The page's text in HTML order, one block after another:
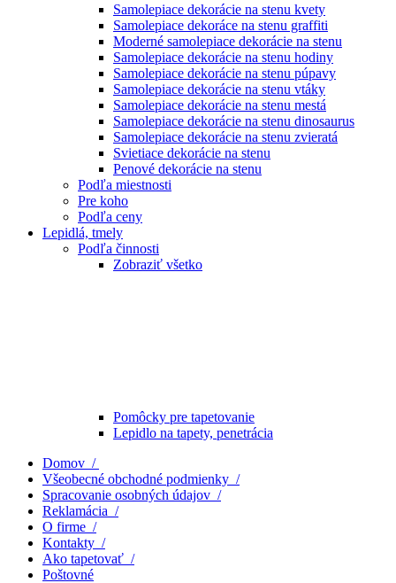
Samolepiace dekorácie na stenu kvety
Samolepiace dekoráce na stenu graffiti
Moderné samolepiace dekorácie na stenu
Samolepiace dekorácie na stenu hodiny
Samolepiace dekorácie na stenu púpavy
Samolepiace dekorácie na stenu vtáky
Samolepiace dekorácie na stenu mestá
Samolepiace dekorácie na stenu dinosaurus
Samolepiace dekorácie na stenu zvieratá
Svietiace dekorácie na stenu
Penové dekorácie na stenu
Podľa miestnosti
Pre koho
Podľa ceny
Lepidlá, tmely
Podľa činnosti
Zobraziť všetko
Pomôcky pre tapetovanie
Lepidlo na tapety, penetrácia
Domov /
Všeobecné obchodné podmienky /
Spracovanie osobných údajov /
Reklamácia /
O firme /
Kontakty /
Ako tapetovať /
Poštovné